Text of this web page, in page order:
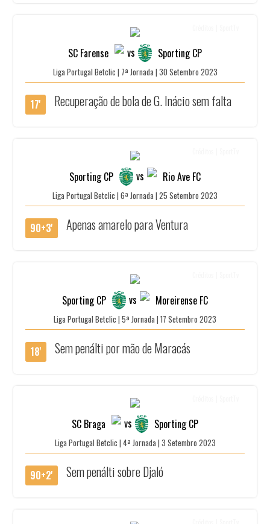
SC Farense vs Sporting CP
Liga Portugal Betclic | 7ª Jornada | 30 Setembro 2023
17' Recuperação de bola de G. Inácio sem falta
Sporting CP vs Rio Ave FC
Liga Portugal Betclic | 6ª Jornada | 25 Setembro 2023
90+3' Apenas amarelo para Ventura
Sporting CP vs Moreirense FC
Liga Portugal Betclic | 5ª Jornada | 17 Setembro 2023
18' Sem penálti por mão de Maracás
SC Braga vs Sporting CP
Liga Portugal Betclic | 4ª Jornada | 3 Setembro 2023
90+2' Sem penálti sobre Djaló